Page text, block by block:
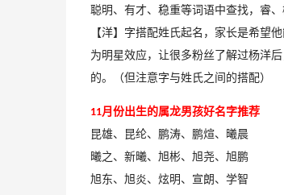
聪明、有才、稳重等词语中查找，睿
【洋】字搭配姓氏起名，家长是希望
为明星效应，让很多粉丝了解过杨洋
的。（但注意字与姓氏之间的搭配）
11月份出生的属龙男孩好名字推荐
昆雄、昆纶、鹏涛、鹏煊、曦晨
曦之、新曦、旭彬、旭尧、旭鹏
旭东、旭炎、炫明、宣朗、学智